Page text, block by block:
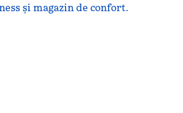
și magazin de confort.